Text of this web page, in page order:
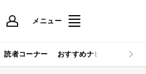
メニュー
読者コーナー おすすめナビ マイナビ